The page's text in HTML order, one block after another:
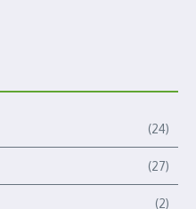
(24)
(27)
(2)